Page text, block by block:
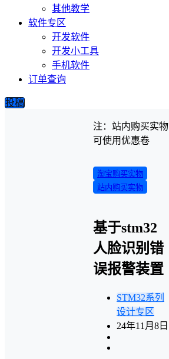
其他教学
软件专区
开发软件
开发小工具
手机软件
订单查询
投稿
注：站内购买实物
可使用优惠卷
淘宝购买实物
站内购买实物
基于stm32
人脸识别错
误报警装置
STM32系列
设计专区
24年11月8日